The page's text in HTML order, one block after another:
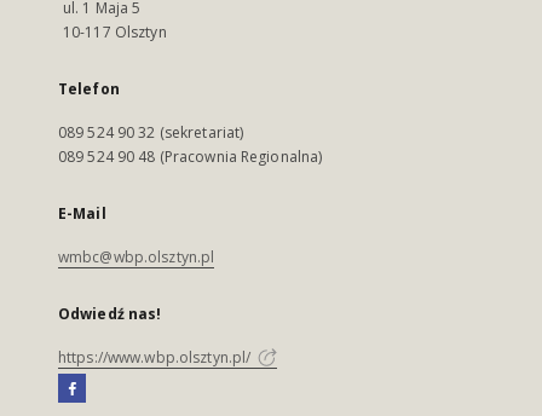
ul. 1 Maja 5
10-117 Olsztyn
Telefon
089 524 90 32 (sekretariat)
089 524 90 48 (Pracownia Regionalna)
E-Mail
wmbc@wbp.olsztyn.pl
Odwiedź nas!
https://www.wbp.olsztyn.pl/